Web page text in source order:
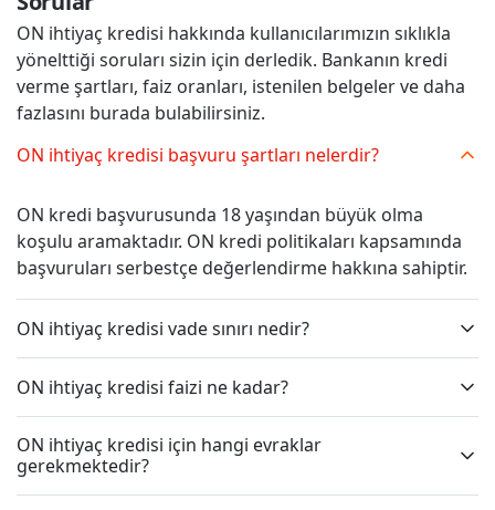
ON ihtiyaç kredisi hakkında kullanıcılarımızın sıklıkla
yönelttiği soruları sizin için derledik. Bankanın kredi
verme şartları, faiz oranları, istenilen belgeler ve daha
fazlasını burada bulabilirsiniz.
ON ihtiyaç kredisi başvuru şartları nelerdir?
ON kredi başvurusunda 18 yaşından büyük olma
koşulu aramaktadır. ON kredi politikaları kapsamında
başvuruları serbestçe değerlendirme hakkına sahiptir.
ON ihtiyaç kredisi vade sınırı nedir?
ON ihtiyaç kredisi faizi ne kadar?
ON ihtiyaç kredisi için hangi evraklar
gerekmektedir?